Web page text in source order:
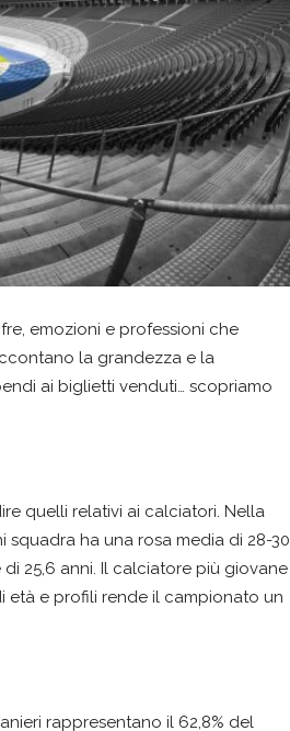
emozioni e professioni che
la grandezza e la
ai biglietti venduti… scopriamo
quelli relativi ai calciatori. Nella
ha una rosa media di 28-30
25,6 anni. Il calciatore più giovane
età e profili rende il campionato un
rappresentano il 62,8% del